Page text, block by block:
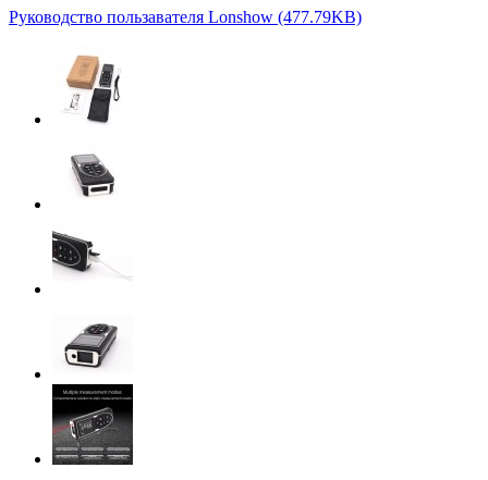
Руководство пользавателя Lonshow (477.79KB)